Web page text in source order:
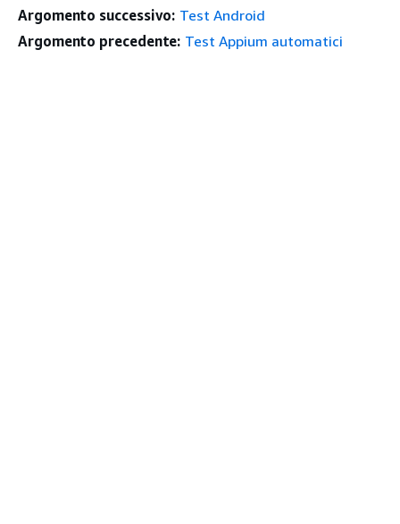
Argomento successivo: Test Android
Argomento precedente: Test Appium automatici